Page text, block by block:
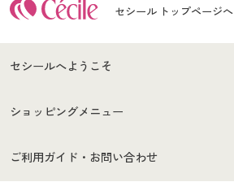
セシール トップページへ
セシールへようこそ
はじめての方へ
セシールご利用規約
ショッピングメニュー
商品カテゴリ
ご利用ガイド・お問い合わせ